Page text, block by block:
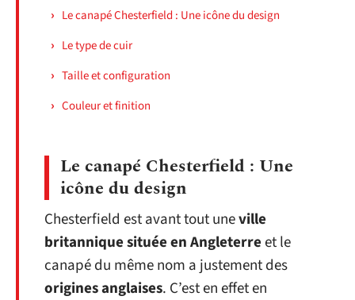
Le canapé Chesterfield : Une icône du design
Le type de cuir
Taille et configuration
Couleur et finition
Le canapé Chesterfield : Une
icône du design
Chesterfield est avant tout uneville
britannique située en Angleterreet le
canapé du même nom a justement des
origines anglaises. C’est en effet en